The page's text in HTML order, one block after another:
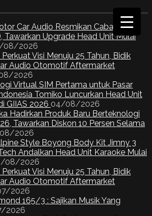
Car Audio Resmikan Cabang
Tawarkan Upgrade Head Unit Mulai
08/2026
Visi Menuju 25 Tahun, Bidik
Audio Otomotif Aftermarket
2026
Virtual SIM Pertama untuk Pasar
Tomiko Luncurkan Head Unit
GIIAS 2026 04/08/2026
Hadirkan Produk Baru Berteknologi
Tawarkan Diskon 10 Persen Selama
2026
Style Boyong Body Kit Jimny 3
Andalkan Head Unit Karaoke Mulai
08/2026
Visi Menuju 25 Tahun, Bidik
Audio Otomotif Aftermarket
2026
165/3 : Sajikan Musik Yang
2026